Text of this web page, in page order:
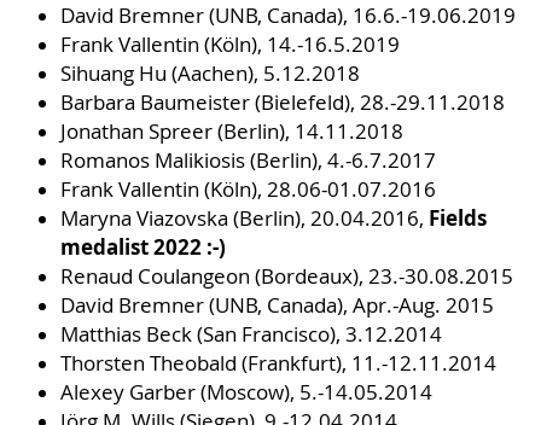
David Bremner (UNB, Canada), 16.6.-19.06.2019
Frank Vallentin (Köln), 14.-16.5.2019
Sihuang Hu (Aachen), 5.12.2018
Barbara Baumeister (Bielefeld), 28.-29.11.2018
Jonathan Spreer (Berlin), 14.11.2018
Romanos Malikiosis (Berlin), 4.-6.7.2017
Frank Vallentin (Köln), 28.06-01.07.2016
Maryna Viazovska (Berlin), 20.04.2016, Fields
medalist 2022 :-)
Renaud Coulangeon (Bordeaux), 23.-30.08.2015
David Bremner (UNB, Canada), Apr.-Aug. 2015
Matthias Beck (San Francisco), 3.12.2014
Thorsten Theobald (Frankfurt), 11.-12.11.2014
Alexey Garber (Moscow), 5.-14.05.2014